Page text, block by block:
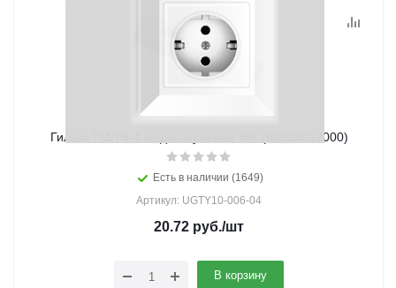
Гильза ГМЛ 6-4 медно-луженая IEK (50/500/12000)
Есть в наличии (1649)
Артикул: UGTY10-006-04
20.72 руб./шт
В корзину